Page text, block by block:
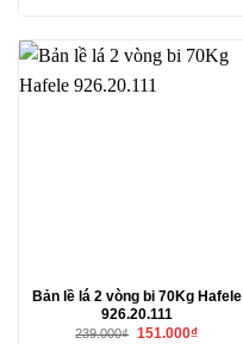
Bản lề lá 2 vòng bi 70Kg Hafele
926.20.111
239.000₫ Giá
151.000₫Giá